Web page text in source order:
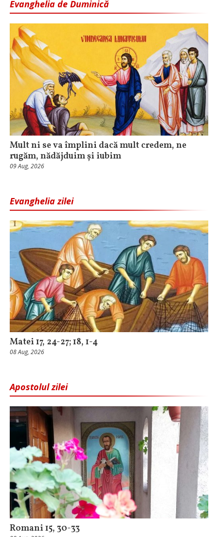
Evanghelia de Duminică
Mult ni se va împlini dacă mult credem, ne
rugăm, nădăjduim și iubim
09 Aug, 2026
Evanghelia zilei
Matei 17, 24-27; 18, 1-4
08 Aug, 2026
Apostolul zilei
Romani 15, 30-33